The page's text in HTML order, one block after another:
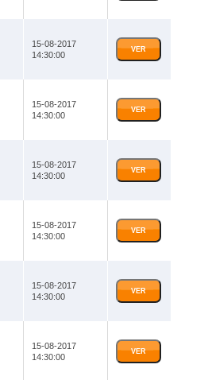
15-08-2017
14:30:00
VER
15-08-2017
14:30:00
VER
15-08-2017
14:30:00
VER
15-08-2017
14:30:00
VER
15-08-2017
14:30:00
VER
15-08-2017
14:30:00
VER